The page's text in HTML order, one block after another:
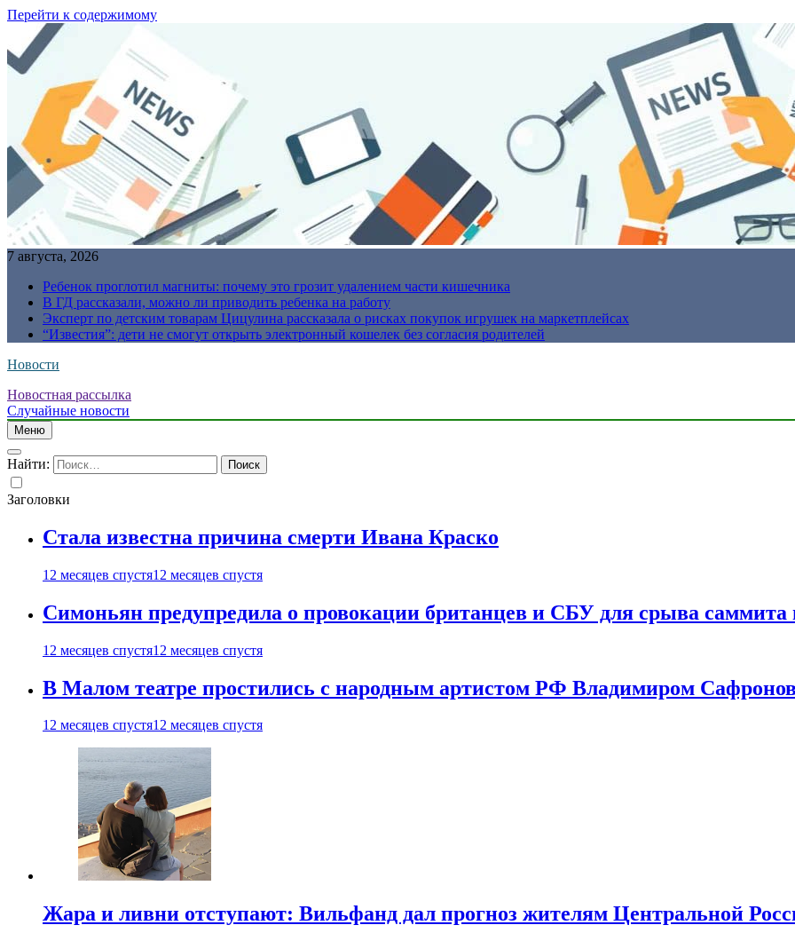
Перейти к содержимому
7 августа, 2026
Ребенок проглотил магниты: почему это грозит удалением части кишечника
В ГД рассказали, можно ли приводить ребенка на работу
Эксперт по детским товарам Цицулина рассказала о рисках покупок игрушек на маркетплейсах
“Известия”: дети не смогут открыть электронный кошелек без согласия родителей
Новости
Новостная рассылка
Случайные новости
Меню
Найти:
Заголовки
Стала известна причина смерти Ивана Краско
12 месяцев спустя12 месяцев спустя
Симоньян предупредила о провокации британцев и СБУ для срыва саммита
12 месяцев спустя12 месяцев спустя
В Малом театре простились с народным артистом РФ Владимиром
12 месяцев спустя12 месяцев спустя
Жара и ливни отступают: Вильфанд дал прогноз жителям Центральной